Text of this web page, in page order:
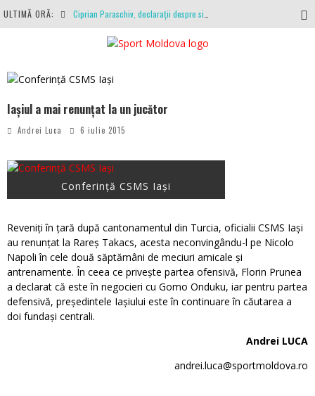
ULTIMĂ ORĂ:
Antrenamente la peste 30 de grade Celsius. Mircea Rednic își pregătește fotbaliștii pentru calvarul de duminică
Iașiul a mai renunțat la un jucător
Andrei Luca 6 iulie 2015
Conferință CSMS Iași
Reveniți în țară după cantonamentul din Turcia, oficialii CSMS Iași
au renunțat la Rareș Takacs, acesta neconvingându-l pe Nicolo
Napoli în cele două săptămâni de meciuri amicale și
antrenamente. În ceea ce privește partea ofensivă, Florin Prunea
a declarat că este în negocieri cu Gomo Onduku, iar pentru partea
defensivă, președintele Iașiului este în continuare în căutarea a
doi fundași centrali.
Andrei LUCA
andrei.luca@sportmoldova.ro